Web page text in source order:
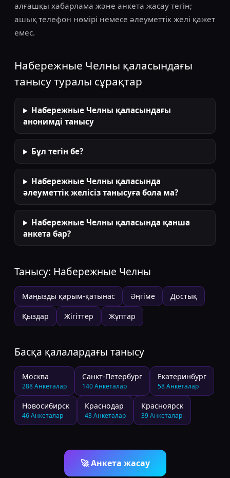
алғашқы хабарлама және анкета жасау тегін;
ашық телефон нөмірі немесе әлеуметтік желі қажет
емес.
Набережные Челны қаласындағы
танысу туралы сұрақтар
Набережные Челны қаласындағы
анонимді танысу
Бұл тегін бе?
Набережные Челны қаласында
әлеуметтік желісіз танысуға бола ма?
Набережные Челны қаласында қанша
анкета бар?
Танысу: Набережные Челны
Маңызды қарым-қатынас Әңгіме Достық
Қыздар Жігіттер Жұптар
Басқа қалалардағы танысу
Москва
288Анкеталар
Санкт-Петербург
140Анкеталар
Екатеринбург
58Анкеталар
Новосибирск
46Анкеталар
Краснодар
43Анкеталар
Красноярск
39Анкеталар
🚀Анкета жасау